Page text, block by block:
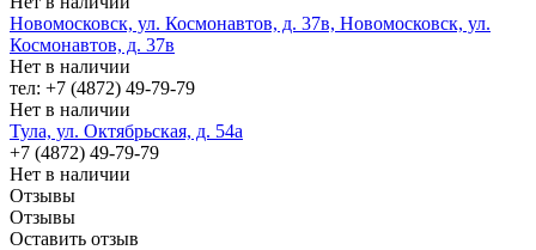
Новомосковск, ул. Космонавтов, д. 37в, Новомосковск, ул.
Космонавтов, д. 37в
Нет в наличии
тел: +7 (4872) 49-79-79
Нет в наличии
Тула, ул. Октябрьская, д. 54а
+7 (4872) 49-79-79
Нет в наличии
Отзывы
Отзывы
Оставить отзыв